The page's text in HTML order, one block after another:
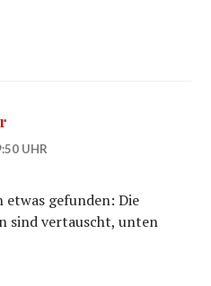
UHR
etwas gefunden: Die
sind vertauscht, unten